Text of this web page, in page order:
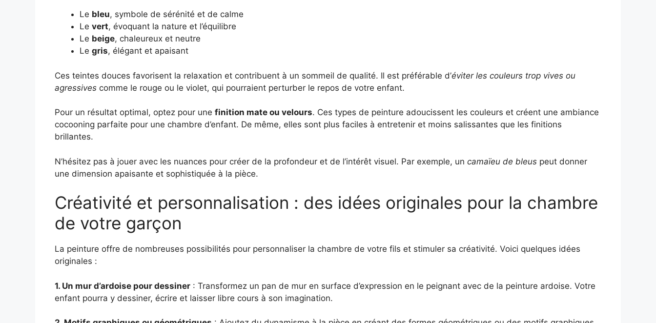
Le bleu, symbole de sérénité et de calme
Le vert, évoquant la nature et l’équilibre
Le beige, chaleureux et neutre
Le gris, élégant et apaisant
Ces teintes douces favorisent la relaxation et contribuent à un sommeil de qualité. Il est préférable d’éviter les couleurs trop vives ou
agressives comme le rouge ou le violet, qui pourraient perturber le repos de votre enfant.
Pour un résultat optimal, optez pour une finition mate ou velours. Ces types de peinture adoucissent les couleurs et créent une ambiance
cocooning parfaite pour une chambre d’enfant. De même, elles sont plus faciles à entretenir et moins salissantes que les finitions
brillantes.
N’hésitez pas à jouer avec les nuances pour créer de la profondeur et de l’intérêt visuel. Par exemple, un camaïeu de bleus peut donner
une dimension apaisante et sophistiquée à la pièce.
Créativité et personnalisation : des idées originales pour la chambre
de votre garçon
La peinture offre de nombreuses possibilités pour personnaliser la chambre de votre fils et stimuler sa créativité. Voici quelques idées
originales :
1. Un mur d’ardoise pour dessiner : Transformez un pan de mur en surface d’expression en le peignant avec de la peinture ardoise. Votre
enfant pourra y dessiner, écrire et laisser libre cours à son imagination.